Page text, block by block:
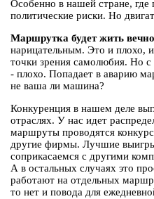
Особенно в нашей стране,
политические риски. Но
Маршрутка будет жить
нарицательным. Это и плохо,
точки зрения самолюбия. Но с
- плохо. Попадает в аварию
не ваша ли машина?
Конкуренция в нашем деле
отраслях. У нас идет
маршруты проводятся
другие фирмы. Лучшие
соприкасаемся с другими
А в остальных случаях это
работают на отдельных
то нет и повода для